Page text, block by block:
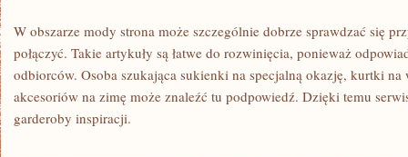
W obszarze mody strona może szczególnie dobrze sprawdzać się
połączyć. Takie artykuły są łatwe do rozwinięcia, ponieważ
odbiorców. Osoba szukająca sukienki na specjalną okazję, kurtki
akcesoriów na zimę może znaleźć tu podpowiedź. Dzięki temu
garderoby inspiracji.